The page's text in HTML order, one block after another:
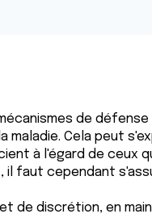
de
Cela peut
à l'égard de ceux
il faut cependant
de discrétion, en